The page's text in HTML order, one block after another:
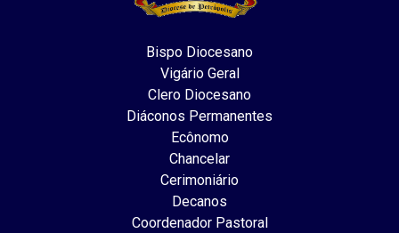
Bispo Diocesano
Vigário Geral
Clero Diocesano
Diáconos Permanentes
Ecônomo
Chancelar
Cerimoniário
Decanos
Coordenador Pastoral